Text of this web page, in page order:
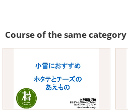
Course of the same category